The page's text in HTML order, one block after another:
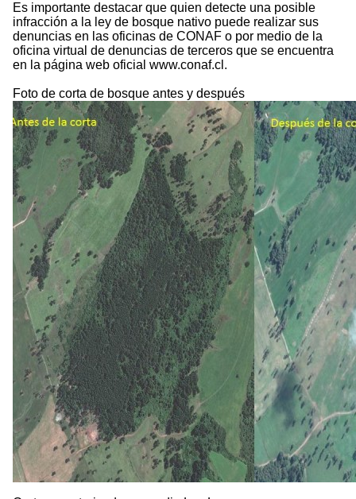
Es importante destacar que quien detecte una posible
infracción a la ley de bosque nativo puede realizar sus
denuncias en las oficinas de CONAF o por medio de la
oficina virtual de denuncias de terceros que se encuentra
en la página web oficial www.conaf.cl.
Foto de corta de bosque antes y después